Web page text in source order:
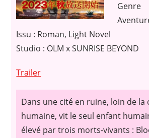
Issu : Roman, Light Novel
Studio : OLM x SUNRISE BEYOND
Trailer
Dans une cité en ruine, loin de la
humaine, vit le seul enfant
élevé par trois morts-vivants :